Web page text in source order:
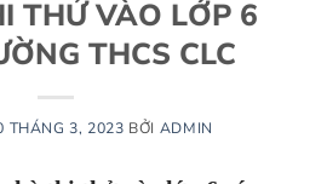
THỬ VÀO LỚP 6
THCS CLC
THÁNG 3, 2023 BỞI ADMIN